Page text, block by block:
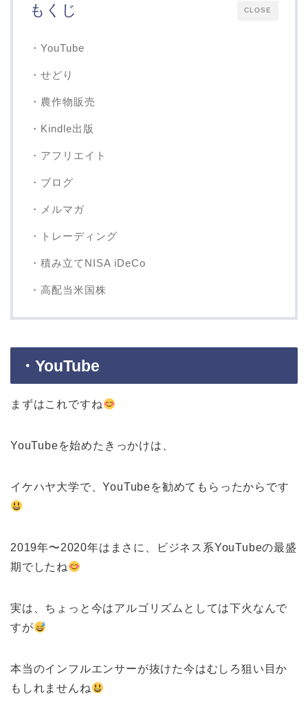
CLOSE
もくじ
・YouTube
・せどり
・農作物販売
・Kindle出版
・アフリエイト
・ブログ
・メルマガ
・トレーディング
・積み立てNISA iDeCo
・高配当米国株
・YouTube
まずはこれですね
YouTubeを始めたきっかけは、
イケハヤ大学で、YouTubeを勧めてもらったからです
2019年〜2020年はまさに、ビジネス系YouTubeの最盛
期でしたね
実は、ちょっと今はアルゴリズムとしては下火なんで
すが
本当のインフルエンサーが抜けた今はむしろ狙い目か
もしれませんね